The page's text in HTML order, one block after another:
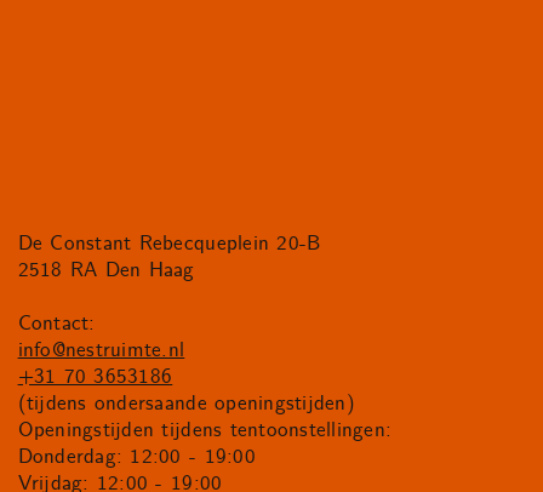
De Constant Rebecqueplein 20-B
2518 RA Den Haag
Contact:
info@nestruimte.nl
+31 70 3653186
(tijdens ondersaande openingstijden)
Openingstijden tijdens tentoonstellingen:
Donderdag: 12:00 - 19:00
Vrijdag: 12:00 - 19:00